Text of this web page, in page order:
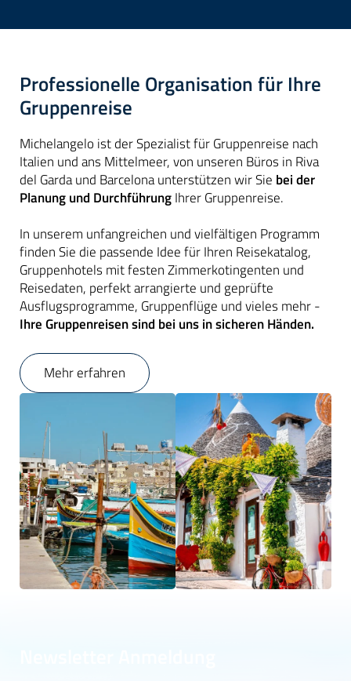
Professionelle Organisation für Ihre
Gruppenreise
Michelangelo ist der Spezialist für Gruppenreise nach
Italien und ans Mittelmeer, von unseren Büros in Riva
del Garda und Barcelona unterstützen wir Sie bei der
Planung und DurchführungIhrer Gruppenreise.
In unserem unfangreichen und vielfältigen Programm
finden Sie die passende Idee für Ihren Reisekatalog,
Gruppenhotels mit festen Zimmerkotingenten und
Reisedaten, perfekt arrangierte und geprüfte
Ausflugsprogramme, Gruppenflüge und vieles mehr -
Ihre Gruppenreisen sind bei uns in sicheren Händen.
Mehr erfahren